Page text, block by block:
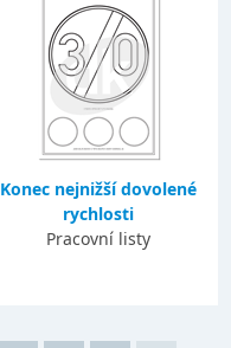
Konec nejnižší dovolené
rychlosti
Pracovní listy